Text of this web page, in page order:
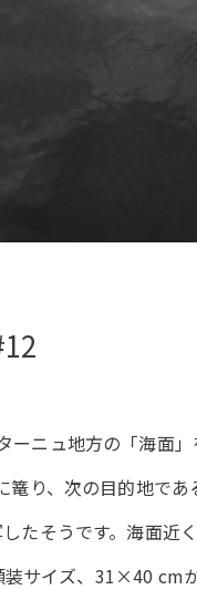
ニュ地方の「海面
り、次の目的地で
たそうです。海面近
サイズ、31×40 cm